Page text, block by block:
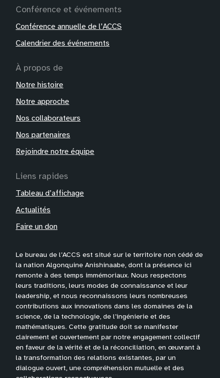
Conférence et événements
Conférence annuelle de l’ACCS
Calendrier des événements
À propos de
Notre histoire
Notre approche
Nos collaborateurs
Nos partenaires
Rejoindre notre équipe
Liens rapides
Tableau d’affichage
Actualités
Faire un don
Le bureau de l’ACCS est situé sur le territoire non cédé de
la nation Algonquine Anishinaabe, dont la présence ici
remonte à des temps immémoriaux. Nous respectons
leurs traditions, leurs modes de connaissance et leur
leadership, et nous reconnaissons leurs nombreuses
contributions aux innovations dans les domaines de la
science, de la technologie, de l’ingénierie et des
mathématiques. Cette gratitude doit se manifester
clairement et ouvertement par notre engagement collectif
en faveur de la vérité et de la réconciliation, en œuvrant à
la transformation des relations existantes, par un
dialogue ouvert, une compréhension mutuelle et des